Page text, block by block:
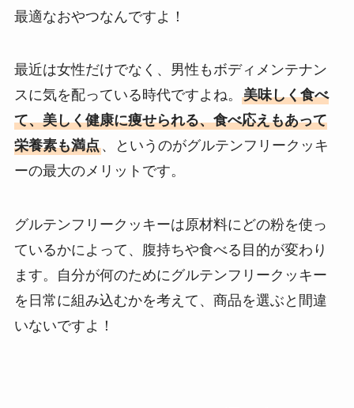
最適なおやつなんですよ！
最近は女性だけでなく、男性もボディメンテナン
スに気を配っている時代ですよね。 美味しく食べ
て、美しく健康に痩せられる、食べ応えもあって
栄養素も満点、というのがグルテンフリークッキ
ーの最大のメリットです。
グルテンフリークッキーは原材料にどの粉を使っ
ているかによって、腹持ちや食べる目的が変わり
ます。自分が何のためにグルテンフリークッキー
を日常に組み込むかを考えて、商品を選ぶと間違
いないですよ！